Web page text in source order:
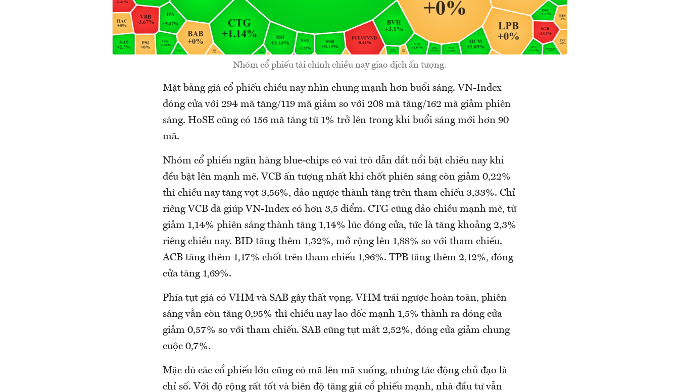
Nhóm cổ phiếu tài chính chiều nay giao dịch ấn tượng.
Mặt bằng giá cổ phiếu chiều nay nhìn chung mạnh hơn buổi sáng. VN-Index
đóng cửa với 294 mã tăng/119 mã giảm so với 208 mã tăng/162 mã giảm phiên
sáng. HoSE cũng có 156 mã tăng từ 1% trở lên trong khi buổi sáng mới hơn 90
mã.
Nhóm cổ phiếu ngân hàng blue-chips có vai trò dẫn dắt nổi bật chiều nay khi
đều bật lên mạnh mẽ. VCB ấn tượng nhất khi chốt phiên sáng còn giảm 0,22%
thì chiều nay tăng vọt 3,56%, đảo ngược thành tăng trên tham chiếu 3,33%. Chỉ
riêng VCB đã giúp VN-Index có hơn 3,5 điểm. CTG cũng đảo chiều mạnh mẽ, từ
giảm 1,14% phiên sáng thành tăng 1,14% lúc đóng cửa, tức là tăng khoảng 2,3%
riêng chiều nay. BID tăng thêm 1,32%, mở rộng lên 1,88% so với tham chiếu.
ACB tăng thêm 1,17% chốt trên tham chiếu 1,96%. TPB tăng thêm 2,12%, đóng
cửa tăng 1,69%.
Phía tụt giá có VHM và SAB gây thất vọng. VHM trái ngược hoàn toàn, phiên
sáng vẫn còn tăng 0,95% thì chiều nay lao dốc mạnh 1,5% thành ra đóng cửa
giảm 0,57% so với tham chiếu. SAB cũng tụt mất 2,52%, đóng cửa giảm chung
cuộc 0,7%.
Mặc dù các cổ phiếu lớn cũng có mã lên mã xuống, nhưng tác động chủ đạo là
chỉ số. Với độ rộng rất tốt và biên độ tăng giá cổ phiếu mạnh, nhà đầu tư vẫn